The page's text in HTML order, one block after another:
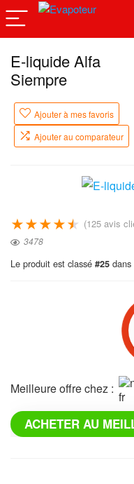
E-liquide Alfa
Siempre
Ajouter à mes favoris
Ajouter au comparateur
★★★★★ (125 avis
3478
Le produit est classé #25
Meilleure offre chez :
ACHETER AU